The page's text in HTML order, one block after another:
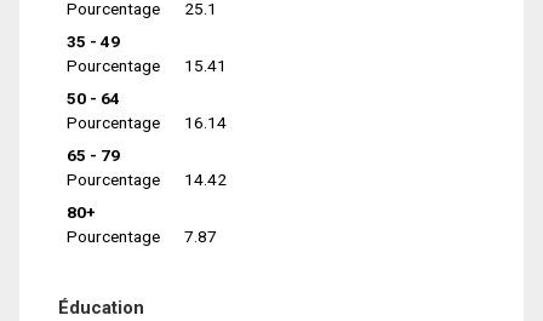
Pourcentage
25.1
35 - 49
Pourcentage
15.41
50 - 64
Pourcentage
16.14
65 - 79
Pourcentage
14.42
80+
Pourcentage
7.87
Éducation